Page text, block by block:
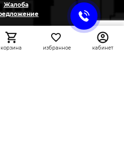
Жалоба
ресурсе применяются
технологии
предоставления
корзина избранное кабинет